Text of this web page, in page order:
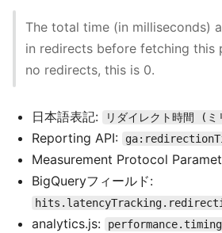
The total time (in milliseconds)
in redirects before fetching this
no redirects, this is 0.
日本語表記: リダイレクト時間 (ミ
Reporting API:
Measurement Protocol
BigQueryフィールド:
analytics.js: